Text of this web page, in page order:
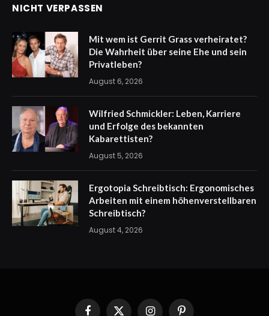
NICHT VERPASSEN
Mit wem ist Gerrit Grass verheiratet?
Die Wahrheit über seine Ehe und sein
Privatleben?
August 6, 2026
Wilfried Schmickler: Leben, Karriere
und Erfolge des bekannten
Kabarettisten?
August 5, 2026
Ergotopia Schreibtisch: Ergonomisches
Arbeiten mit einem höhenverstellbaren
Schreibtisch?
August 4, 2026